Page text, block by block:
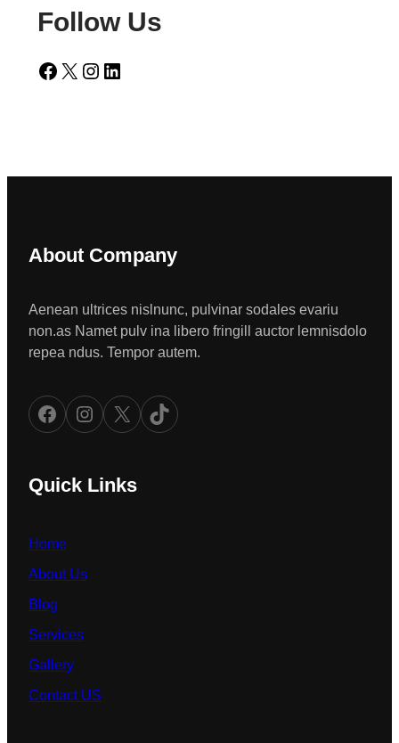
Follow Us
Facebook X Instagram LinkedIn
About Company
Aenean ultrices nislnunc, pulvinar sodales evariu
non.as Namet pulv ina libero fringill auctor lemnisdolo
repea ndus. Tempor autem.
Facebook Instagram X TikTok
Quick Links
Home
About Us
Blog
Services
Gallery
Contact US